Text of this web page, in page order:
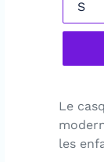
Le
les